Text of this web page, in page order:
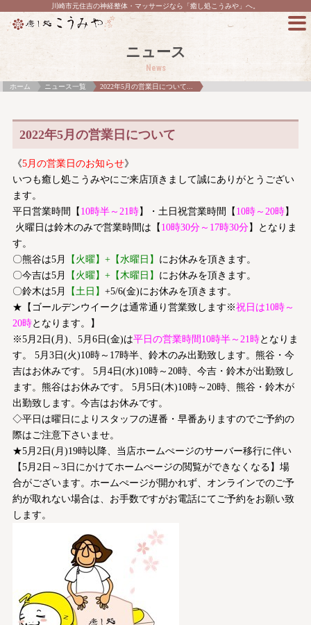
川崎市元住吉の神経整体・マッサージなら「癒し処こうみや」へ。
ニュース
News
ホーム ニュース一覧 2022年5月の営業日について...
2022年5月の営業日について
《5月の営業日のお知らせ》
いつも癒し処こうみやにご来店頂きまして誠にありがとうござい
ます。
平日営業時間【 10時半～21時】・土日祝営業時間【 10時～20時】
火曜日は鈴木のみで営業時間は【 10時30分～17時30分】となりま
す。
〇熊谷は5月
【火曜】+【水曜日】 にお休みを頂きます。
〇今吉は5月
【火曜】+【木曜日】 にお休みを頂きます。
〇鈴木は5月
【土日】 +5/6(金)にお休みを頂きます。
★【ゴールデンウイークは通常通り営業致します※祝日は10時～
20時となります。】
※5月2日(月)、5月6日(金)は平日の営業時間10時半～21時となりま
す。 5月3日(火)10時～17時半、鈴木のみ出勤致します。熊谷・今
吉はお休みです。 5月4日(水)10時～20時、今吉・鈴木が出勤致し
ます。熊谷はお休みです。 5月5日(木)10時～20時、熊谷・鈴木が
出勤致します。今吉はお休みです。
◇平日は曜日によりスタッフの遅番・早番ありますのでご予約の
際はご注意下さいませ。
★5月2日(月)19時以降、当店ホームぺージのサーバー移行に伴い
【5月2日～3日にかけてホームぺージの閲覧ができなくなる】場
合がございます。ホームぺージが開かれず、オンラインでのご予
約が取れない場合は、お手数ですがお電話にてご予約をお願い致
します。